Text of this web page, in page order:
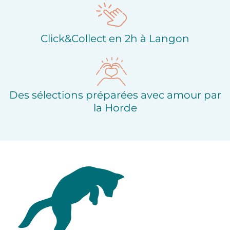
Click&Collect en 2h à Langon
Des sélections préparées avec amour par
la Horde